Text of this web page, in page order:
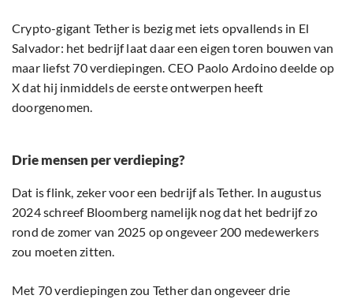
Crypto-gigant Tether is bezig met iets opvallends in El
Salvador: het bedrijf laat daar een eigen toren bouwen van
maar liefst 70 verdiepingen. CEO Paolo Ardoino deelde op
X dat hij inmiddels de eerste ontwerpen heeft
doorgenomen.
Drie mensen per verdieping?
Dat is flink, zeker voor een bedrijf als Tether. In augustus
2024 schreef Bloomberg namelijk nog dat het bedrijf zo
rond de zomer van 2025 op ongeveer 200 medewerkers
zou moeten zitten.
Met 70 verdiepingen zou Tether dan ongeveer drie